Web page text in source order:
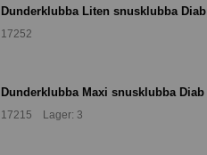
Dunderklubba Liten snusklubba Diab
17252
Dunderklubba Maxi snusklubba Diab
17215 Lager: 3